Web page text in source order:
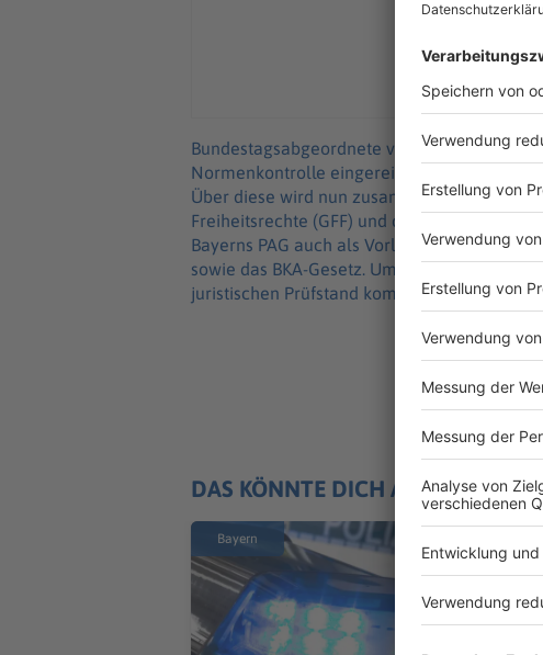
Bundestagsabgeordnete von FDP, Linke
Normenkontrolle eingereicht - also auf
Über diese wird nun zusammen mit einer
Freiheitsrechte (GFF) und dem Bündnis
Bayerns PAG auch als Vorlage für neu
sowie das BKA-Gesetz. Umso
juristischen Prüfstand komme.
DAS KÖNNTE DICH AUCH
Bayern